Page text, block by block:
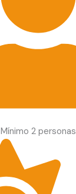
Mínimo 2 personas